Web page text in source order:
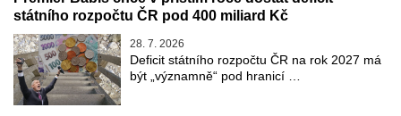
státního rozpočtu ČR pod 400 miliard Kč
28. 7. 2026
Deficit státního rozpočtu ČR na rok 2027 má
být „významně“ pod hranicí …